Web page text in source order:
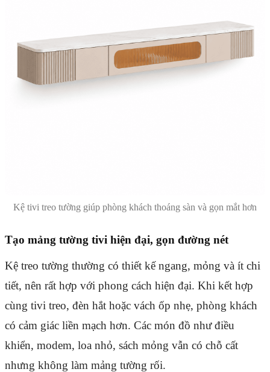
Kệ tivi treo tường giúp phòng khách thoáng sàn và gọn mắt hơn
Tạo mảng tường tivi hiện đại, gọn đường nét
Kệ treo tường thường có thiết kế ngang, mỏng và ít chi
tiết, nên rất hợp với phong cách hiện đại. Khi kết hợp
cùng tivi treo, đèn hắt hoặc vách ốp nhẹ, phòng khách
có cảm giác liền mạch hơn. Các món đồ như điều
khiển, modem, loa nhỏ, sách mỏng vẫn có chỗ cất
nhưng không làm mảng tường rối.